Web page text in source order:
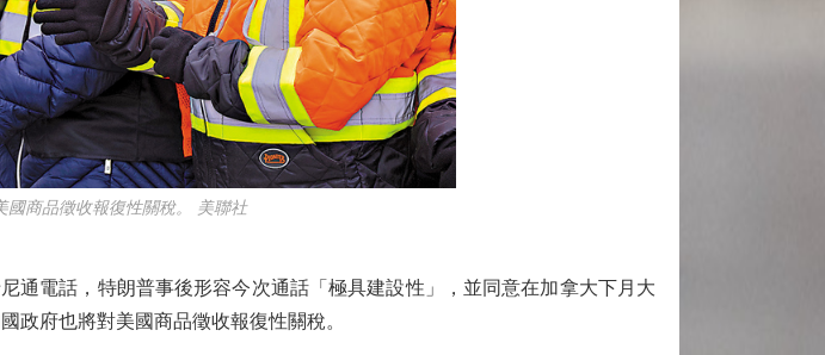
國商品徵收報復性關稅。 美聯社
電話，特朗普事後形容今次通話「極具建設性」，並同意在加拿大下月大
政府也將對美國商品徵收報復性關稅。